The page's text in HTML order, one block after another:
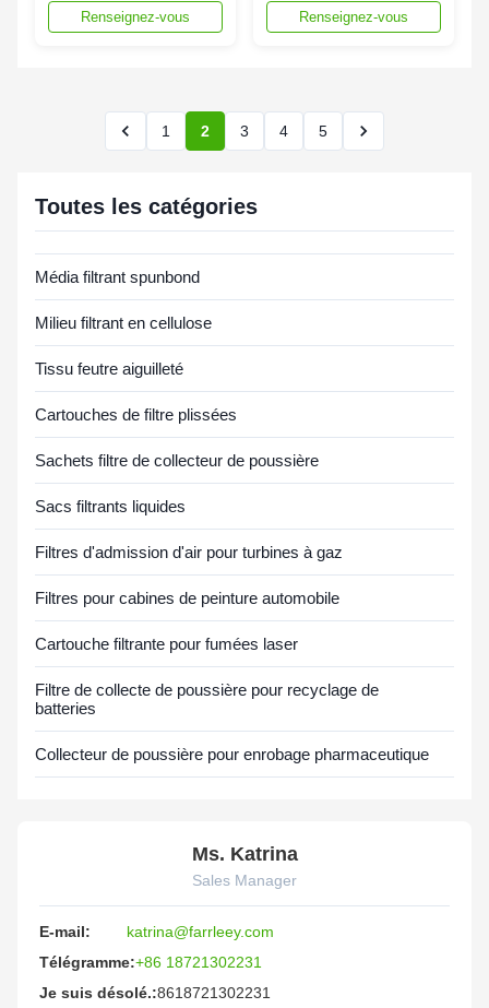
panneaux : Filtration à
Renseignez-vous
Cartridge with Metal
Renseignez-vous
1 2 3 4 5
Toutes les catégories
Média filtrant spunbond
Milieu filtrant en cellulose
Tissu feutre aiguilleté
Cartouches de filtre plissées
Sachets filtre de collecteur de poussière
Sacs filtrants liquides
Filtres d'admission d'air pour turbines à gaz
Filtres pour cabines de peinture automobile
Cartouche filtrante pour fumées laser
Filtre de collecte de poussière pour recyclage de
batteries
Collecteur de poussière pour enrobage pharmaceutique
Ms. Katrina
Sales Manager
E-mail:
katrina@farrleey.com
Télégramme:+86 18721302231
Je suis désolé.:8618721302231